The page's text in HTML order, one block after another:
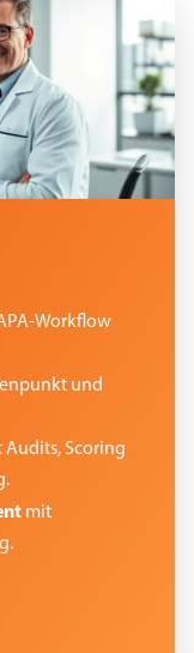
Workflow
und
Audits, Scoring
mit